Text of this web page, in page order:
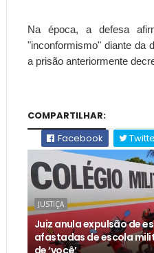
Na época, a defesa
"inconformismo" diante da
a prisão anteriormente
COMPARTILHAR:
Facebook
JUSTIÇA
Juiz anula expulsão de
afastadas de escola